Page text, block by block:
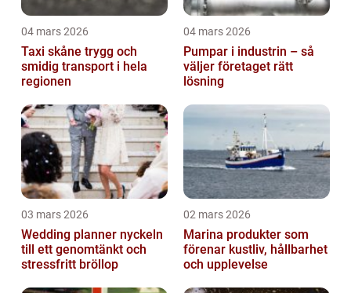
04 mars 2026
Taxi skåne trygg och
smidig transport i hela
regionen
04 mars 2026
Pumpar i industrin – så
väljer företaget rätt
lösning
03 mars 2026
Wedding planner nyckeln
till ett genomtänkt och
stressfritt bröllop
02 mars 2026
Marina produkter som
förenar kustliv, hållbarhet
och upplevelse